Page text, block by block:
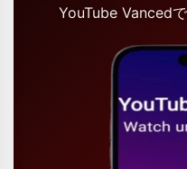
YouTube Vanced